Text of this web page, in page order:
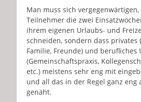
Man muss sich
Teilnehmer die zwei
ihrem eigenen Urlaubs- und
schneiden, sondern dass privates
Familie, Freunde) und berufliches
(Gemeinschaftspraxis,
etc.) meistens sehr eng mit
und all das in der Regel ganz eng
genäht.